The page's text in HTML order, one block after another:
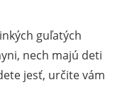
guľatých
nech majú deti
jesť, určite vám